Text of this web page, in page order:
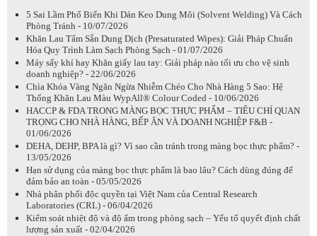
5 Sai Lầm Phổ Biến Khi Dán Keo Dung Môi (Solvent Welding) Và Cách
Phòng Tránh - 10/07/2026
Khăn Lau Tẩm Sẵn Dung Dịch (Presaturated Wipes): Giải Pháp Chuẩn
Hóa Quy Trình Làm Sạch Phòng Sạch - 01/07/2026
Máy sấy khí hay Khăn giấy lau tay: Giải pháp nào tối ưu cho vệ sinh
doanh nghiệp? - 22/06/2026
Chìa Khóa Vàng Ngăn Ngừa Nhiễm Chéo Cho Nhà Hàng 5 Sao: Hệ
Thống Khăn Lau Màu WypAll® Colour Coded - 10/06/2026
HACCP & FDA TRONG MÀNG BỌC THỰC PHẨM – TIÊU CHÍ QUAN
TRỌNG CHO NHÀ HÀNG, BẾP ĂN VÀ DOANH NGHIỆP F&B -
01/06/2026
DEHA, DEHP, BPA là gì? Vì sao cần tránh trong màng bọc thực phẩm? -
13/05/2026
Hạn sử dụng của màng bọc thực phẩm là bao lâu? Cách dùng đúng để
đảm bảo an toàn - 05/05/2026
Nhà phân phối độc quyền tại Việt Nam của Central Research
Laboratories (CRL) - 06/04/2026
Kiểm soát nhiệt độ và độ ẩm trong phòng sạch – Yếu tố quyết định chất
lượng sản xuất - 02/04/2026